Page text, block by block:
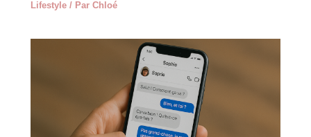
Lifestyle / ParChloé